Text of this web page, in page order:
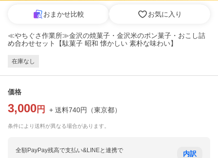
おまかせ比較 お気に入り
≪やちぐさ作業所≫金沢の焼菓子・金沢米のポン菓子・おこし詰
め合わせセット【駄菓子 昭和 懐かしい 素朴な味わい】
在庫なし
価格
3,000 円 + 送料740円 （東京都）
条件により送料が異なる場合があります。
全額PayPay残高で支払い&LINEと連携で 内訳